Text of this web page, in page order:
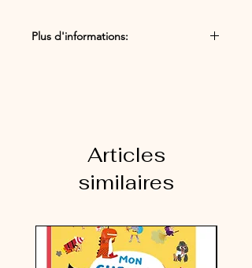
Plus d'informations:
Articles
similaires